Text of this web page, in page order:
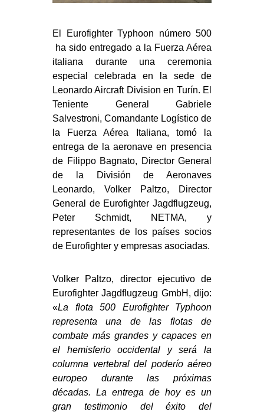
El Eurofighter Typhoon número 500
ha sido entregado a la Fuerza Aérea
italiana durante una ceremonia
especial celebrada en la sede de
Leonardo Aircraft Division en Turín. El
Teniente General Gabriele
Salvestroni, Comandante Logístico de
la Fuerza Aérea Italiana, tomó la
entrega de la aeronave en presencia
de Filippo Bagnato, Director General
de la División de Aeronaves
Leonardo, Volker Paltzo, Director
General de Eurofighter Jagdflugzeug,
Peter Schmidt, NETMA, y
representantes de los países socios
de Eurofighter y empresas asociadas.
Volker Paltzo, director ejecutivo de
Eurofighter Jagdflugzeug GmbH, dijo:
«La flota 500 Eurofighter Typhoon
representa una de las flotas de
combate más grandes y capaces en
el hemisferio occidental y será la
columna vertebral del poderío aéreo
europeo durante las próximas
décadas. La entrega de hoy es un
gran testimonio del éxito del